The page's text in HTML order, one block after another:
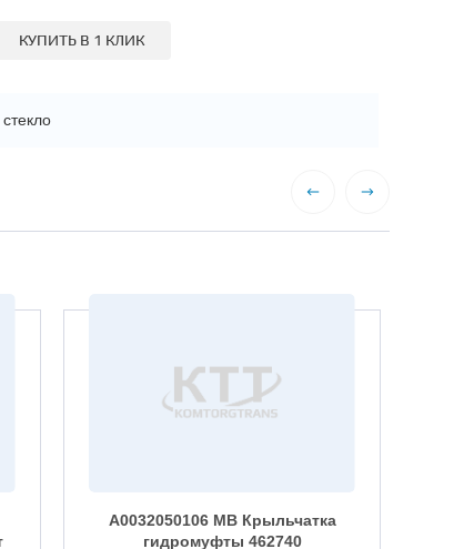
КУПИТЬ В 1 КЛИК
A0032050106 MB Крыльчатка
гидромуфты 462740